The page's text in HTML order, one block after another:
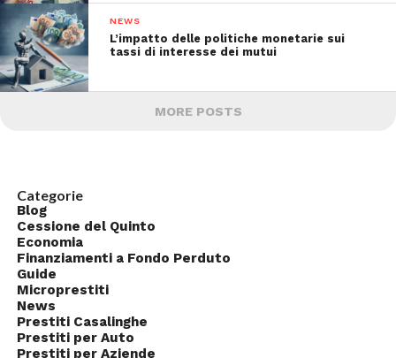
NEWS
L’impatto delle politiche monetarie sui
tassi di interesse dei mutui
MORE POSTS
Categorie
Blog
Cessione del Quinto
Economia
Finanziamenti a Fondo Perduto
Guide
Microprestiti
News
Prestiti Casalinghe
Prestiti per Auto
Prestiti per Aziende